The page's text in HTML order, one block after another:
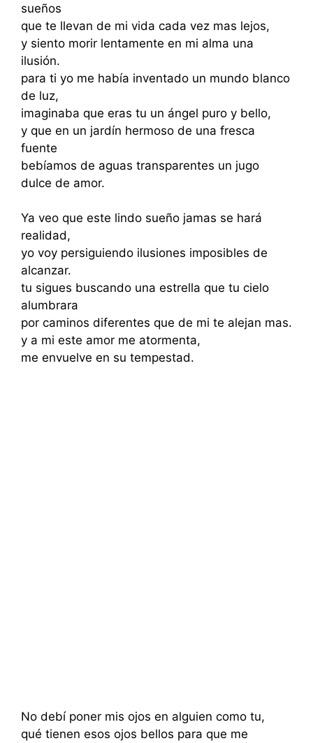
sueños
que te llevan de mi vida cada vez mas lejos,
y siento morir lentamente en mi alma una
ilusión.
para ti yo me había inventado un mundo blanco
de luz,
imaginaba que eras tu un ángel puro y bello,
y que en un jardín hermoso de una fresca
fuente
bebíamos de aguas transparentes un jugo
dulce de amor.
Ya veo que este lindo sueño jamas se hará
realidad,
yo voy persiguiendo ilusiones imposibles de
alcanzar.
tu sigues buscando una estrella que tu cielo
alumbrara
por caminos diferentes que de mi te alejan mas.
y a mi este amor me atormenta,
me envuelve en su tempestad.
No debí poner mis ojos en alguien como tu,
qué tienen esos ojos bellos para que me